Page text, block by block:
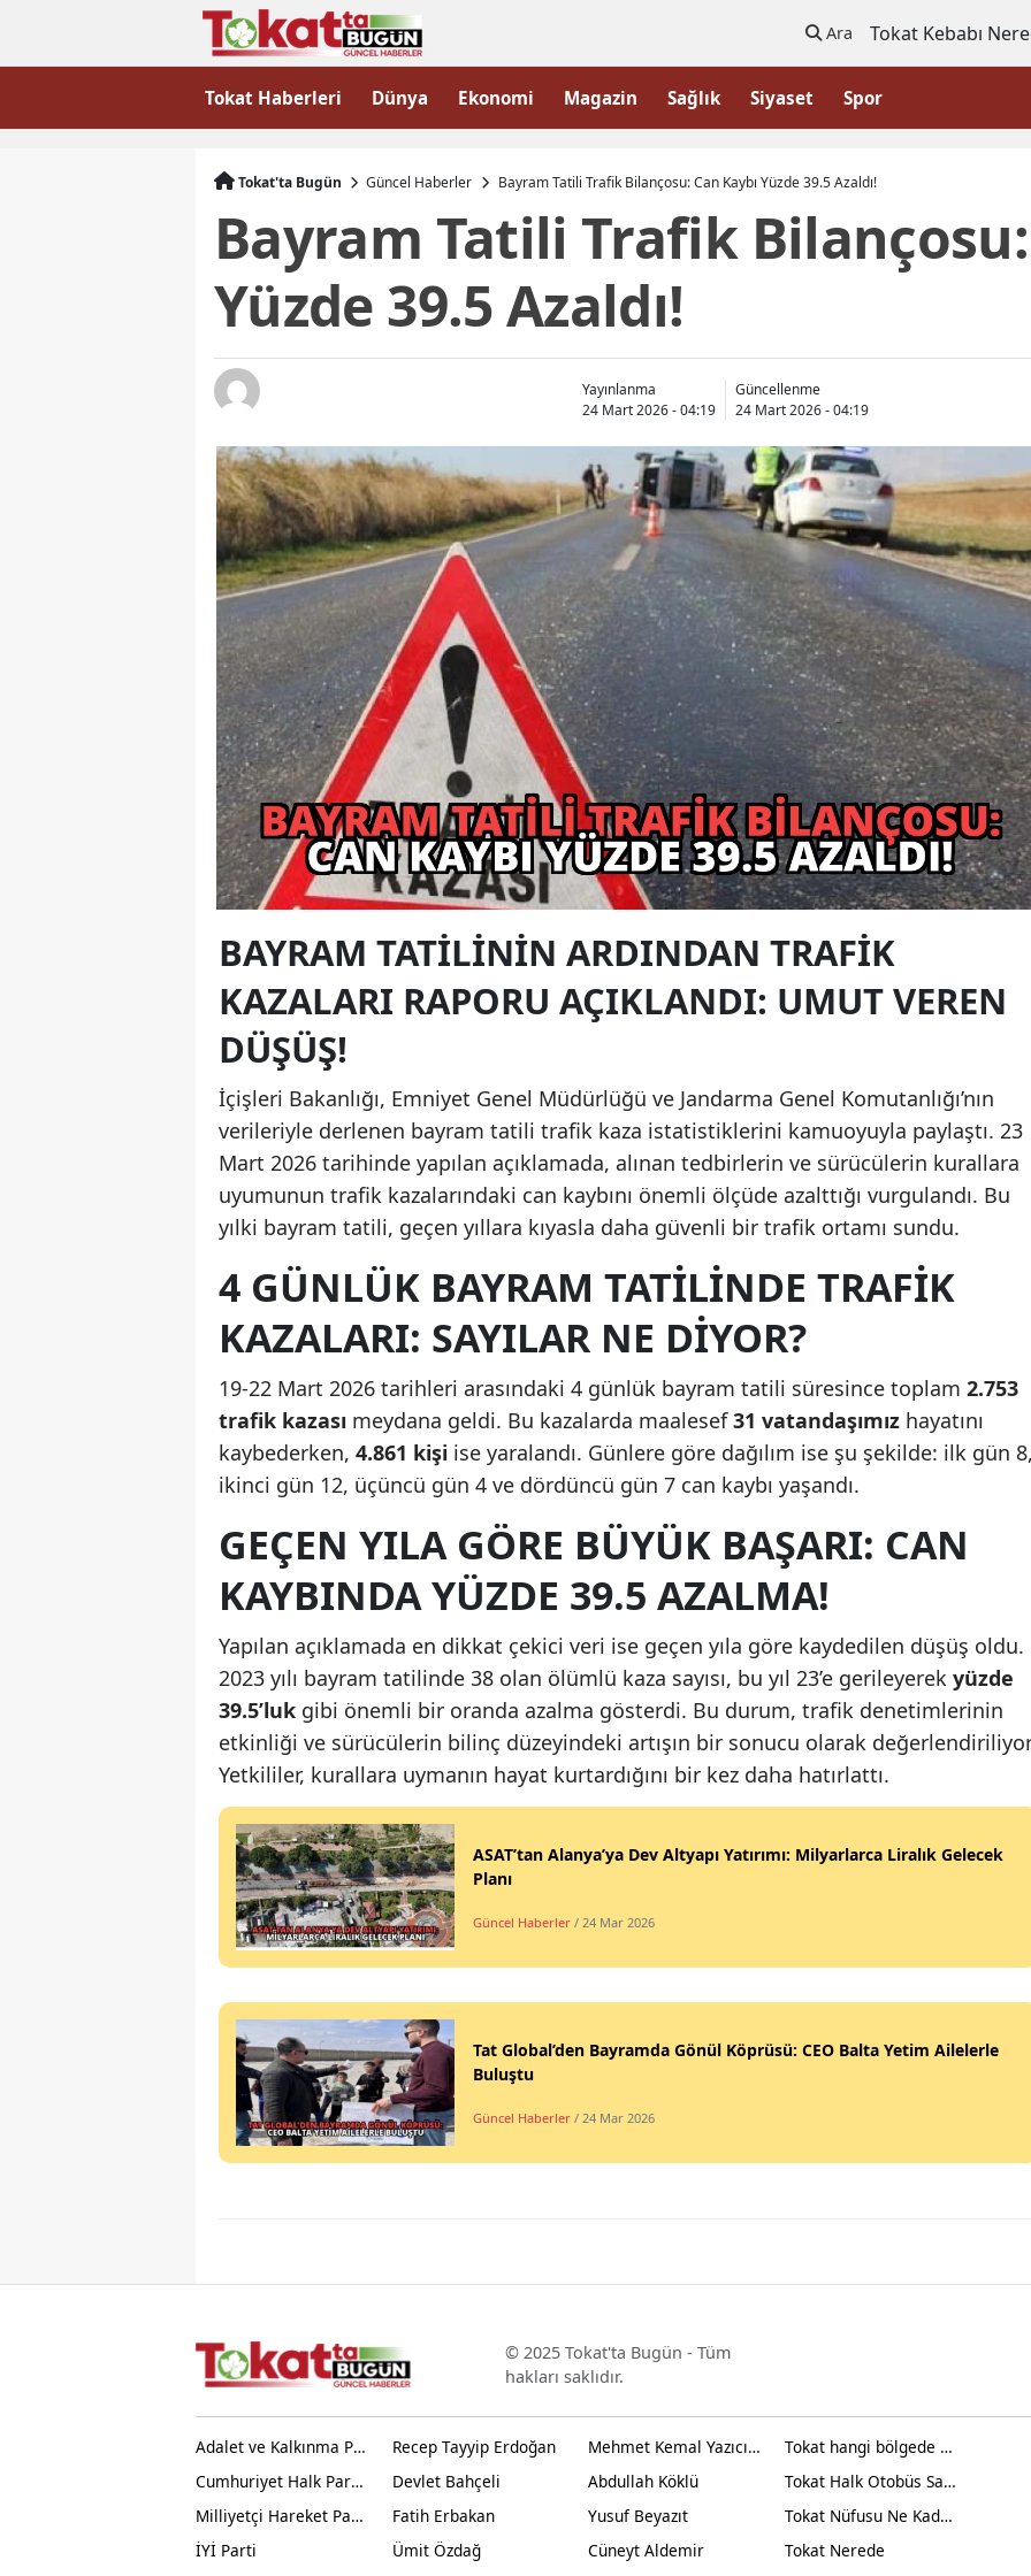
Ara Tokat Kebabı
Tokat Haberleri Dünya Ekonomi Magazin Sağlık Siyaset Spor
Tokat'ta Bugün Güncel Haberler Bayram Tatili Trafik Bilançosu: Can Kaybı Yüzde 39.5 Azaldı!
Bayram Tatili Trafik Bilançosu:
Yüzde 39.5 Azaldı!
Yayınlanma
24 Mart 2026 - 04:19
Güncellenme
24 Mart 2026 - 04:19
BAYRAM TATILININ ARDINDAN TRAFIK
KAZALARI RAPORU AÇIKLANDI: UMUT VEREN
DÜŞÜŞ!
İçişleri Bakanlığı, Emniyet Genel Müdürlüğü ve Jandarma Genel Komutanlığı’nın
verileriyle derlenen bayram tatili trafik kaza istatistiklerini kamuoyuyla paylaştı. 23
Mart 2026 tarihinde yapılan açıklamada, alınan tedbirlerin ve sürücülerin kurallara
uyumunun trafik kazalarındaki can kaybını önemli ölçüde azalttığı vurgulandı. Bu
yılki bayram tatili, geçen yıllara kıyasla daha güvenli bir trafik ortamı sundu.
4 GÜNLÜK BAYRAM TATILINDE TRAFIK
KAZALARI: SAYILAR NE DIYOR?
19-22 Mart 2026 tarihleri arasındaki 4 günlük bayram tatili süresince toplam 2.753
trafik kazası meydana geldi. Bu kazalarda maalesef31 vatandaşımız hayatını
kaybederken, 4.861 kişi ise yaralandı. Günlere göre dağılım ise şu şekilde: ilk gün 8,
ikinci gün 12, üçüncü gün 4 ve dördüncü gün 7 can kaybı yaşandı.
GEÇEN YILA GÖRE BÜYÜK BAŞARI: CAN
KAYBINDA YÜZDE 39.5 AZALMA!
Yapılan açıklamada en dikkat çekici veri ise geçen yıla göre kaydedilen düşüş oldu.
2023 yılı bayram tatilinde 38 olan ölümlü kaza sayısı, bu yıl 23’e gerileyerek yüzde
39.5’luk gibi önemli bir oranda azalma gösterdi. Bu durum, trafik denetimlerinin
etkinliği ve sürücülerin bilinç düzeyindeki artışın bir sonucu olarak
Yetkililer, kurallara uymanın hayat kurtardığını bir kez daha hatırlattı.
ASAT’tan Alanya’ya Dev Altyapı Yatırımı: Milyarlarca Liralık Gelecek
Planı
Güncel Haberler / 24 Mar 2026
Tat Global’den Bayramda Gönül Köprüsü: CEO Balta Yetim Ailelerle
Buluştu
Güncel Haberler / 24 Mar 2026
© 2025 Tokat'ta Bugün - Tüm
hakları saklıdır.
Adalet ve Kalkınma Partisi
Cumhuriyet Halk Partisi
Milliyetçi Hareket Partisi
İYİ Parti
Recep Tayyip Erdoğan
Devlet Bahçeli
Fatih Erbakan
Ümit Özdağ
Mehmet Kemal Yazıcıoğlu
Abdullah Köklü
Yusuf Beyazıt
Cüneyt Aldemir
Tokat hangi bölgede yer alır?
Tokat Halk Otobüs Saatleri
Tokat Nüfusu Ne Kadar 2024
Tokat Nerede